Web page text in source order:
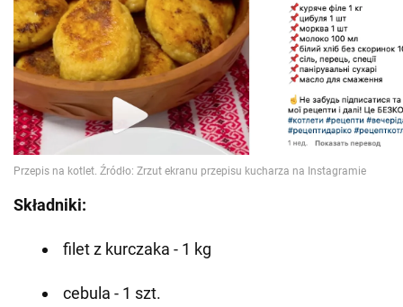
Składniki:
filet z kurczaka - 1 kg
cebula - 1 szt.